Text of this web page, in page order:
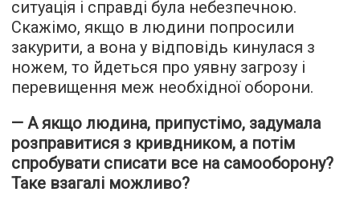
ситуація і справді була небезпечною.
Скажімо, якщо в людини попросили
закурити, а вона у відповідь кинулася з
ножем, то йдеться про уявну загрозу і
перевищення меж необхідної оборони.
— А якщо людина, припустімо, задумала
розправитися з кривдником, а потім
спробувати списати все на самооборону?
Таке взагалі можливо?